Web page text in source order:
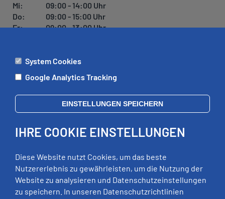
Mi:
09:00 - 14:00 Uhr
Do:
09:00 - 15:00 Uhr
Fr:
09:00 - 13:00 Uhr
ÄMTER
Di:
09:00 - 12:00 Uhr, 13:00 - 18:00 Uhr
Mi:
geschlossen
Fr:
09:00 - 12:00 Uhr
RECHTLICHES
System Cookies
Google Analytics Tracking
EINSTELLUNGEN SPEICHERN
IHRE COOKIE EINSTELLUNGEN
Diese Website nutzt Cookies, um das beste
Nutzererlebnis zu gewährleisten, um die Nutzung der
Website zu analysieren und Datenschutzeinstellungen
zu speichern. In unseren Datenschutzrichtlinien